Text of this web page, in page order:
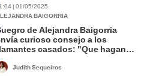
| 01/05/2025
BAIGORRIA
de Alejandra Baigorria
curioso consejo a los
casados: "Que hagan
Judith Sequeiros